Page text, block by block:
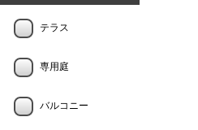
テラス
専用庭
バルコニー